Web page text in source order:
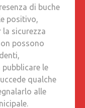
di buche
positivo,
la sicurezza
possono
le
qualche
alle